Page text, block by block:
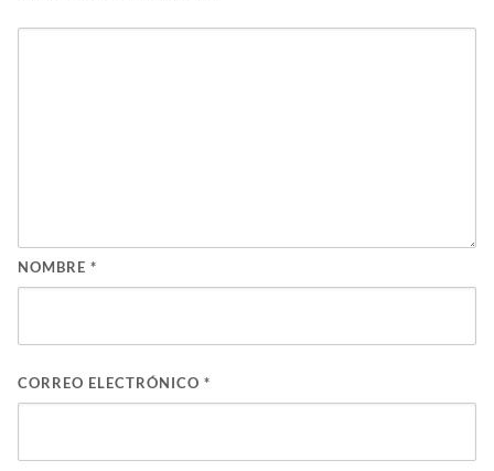
NOMBRE *
CORREO ELECTRÓNICO *